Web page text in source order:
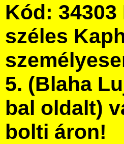
Kód:
széles
5. (Blaha
bal oldalt)
bolti áron!